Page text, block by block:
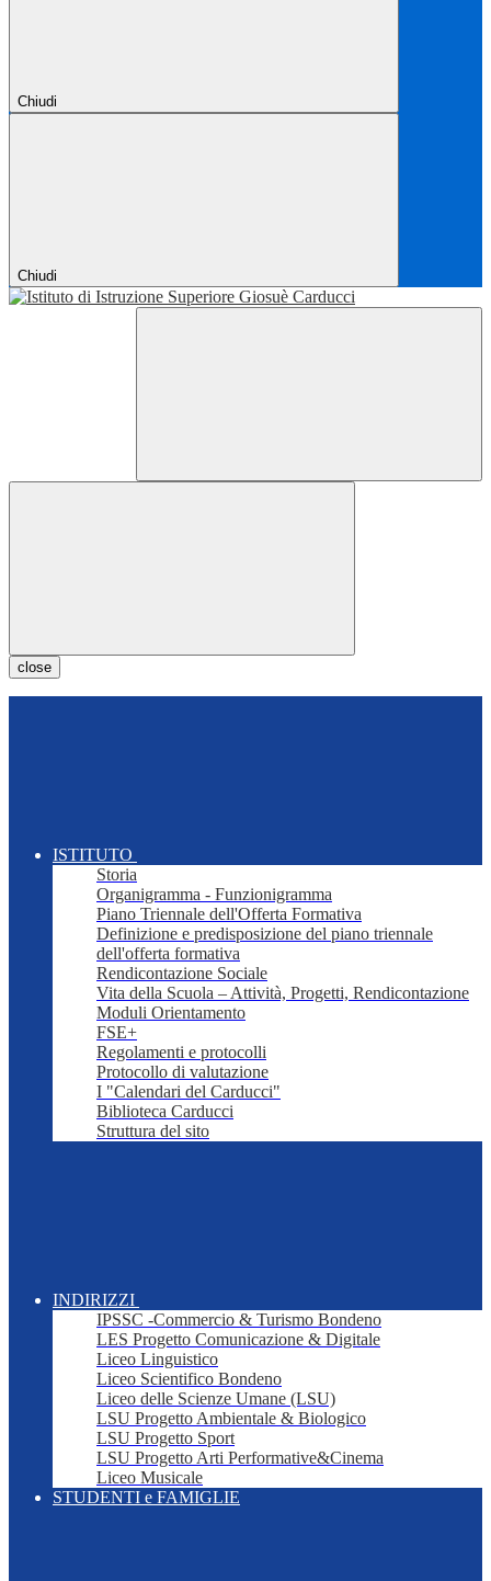
Chiudi
Chiudi
close
ISTITUTO
Storia
Organigramma - Funzionigramma
Piano Triennale dell'Offerta Formativa
Definizione e predisposizione del piano triennale
dell'offerta formativa
Rendicontazione Sociale
Vita della Scuola – Attività, Progetti, Rendicontazione
Moduli Orientamento
FSE+
Regolamenti e protocolli
Protocollo di valutazione
I "Calendari del Carducci"
Biblioteca Carducci
Struttura del sito
INDIRIZZI
IPSSC -Commercio & Turismo Bondeno
LES Progetto Comunicazione & Digitale
Liceo Linguistico
Liceo Scientifico Bondeno
Liceo delle Scienze Umane (LSU)
LSU Progetto Ambientale & Biologico
LSU Progetto Sport
LSU Progetto Arti Performative&Cinema
Liceo Musicale
STUDENTI e FAMIGLIE